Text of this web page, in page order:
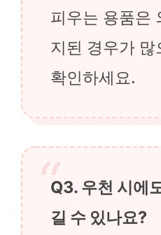
피우는 용품은
지된 경우가
확인하세요.
Q3. 우천 시에
길 수 있나요?